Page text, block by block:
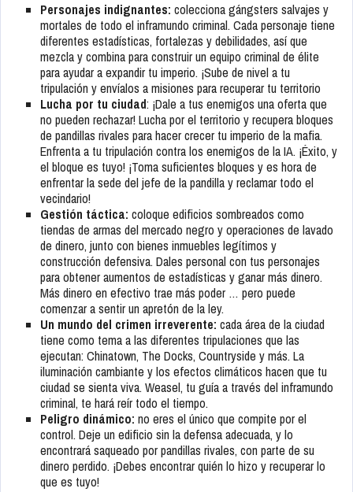
Personajes indignantes: colecciona gángsters salvajes y
mortales de todo el inframundo criminal. Cada personaje tiene
diferentes estadísticas, fortalezas y debilidades, así que
mezcla y combina para construir un equipo criminal de élite
para ayudar a expandir tu imperio. ¡Sube de nivel a tu
tripulación y envíalos a misiones para recuperar tu territorio
Lucha por tu ciudad: ¡Dale a tus enemigos una oferta que
no pueden rechazar! Lucha por el territorio y recupera bloques
de pandillas rivales para hacer crecer tu imperio de la mafia.
Enfrenta a tu tripulación contra los enemigos de la IA. ¡Éxito, y
el bloque es tuyo! ¡Toma suficientes bloques y es hora de
enfrentar la sede del jefe de la pandilla y reclamar todo el
vecindario!
Gestión táctica: coloque edificios sombreados como
tiendas de armas del mercado negro y operaciones de lavado
de dinero, junto con bienes inmuebles legítimos y
construcción defensiva. Dales personal con tus personajes
para obtener aumentos de estadísticas y ganar más dinero.
Más dinero en efectivo trae más poder … pero puede
comenzar a sentir un apretón de la ley.
Un mundo del crimen irreverente: cada área de la ciudad
tiene como tema a las diferentes tripulaciones que las
ejecutan: Chinatown, The Docks, Countryside y más. La
iluminación cambiante y los efectos climáticos hacen que tu
ciudad se sienta viva. Weasel, tu guía a través del inframundo
criminal, te hará reír todo el tiempo.
Peligro dinámico: no eres el único que compite por el
control. Deje un edificio sin la defensa adecuada, y lo
encontrará saqueado por pandillas rivales, con parte de su
dinero perdido. ¡Debes encontrar quién lo hizo y recuperar lo
que es tuyo!